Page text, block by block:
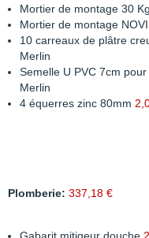
Mortier de montage 30 Kg
Mortier de montage
10 carreaux de plâtre
Merlin
Semelle U PVC 7cm
Merlin
4 équerres zinc 80mm
Plomberie: 337,18 €
Gabarit mitigeur douche